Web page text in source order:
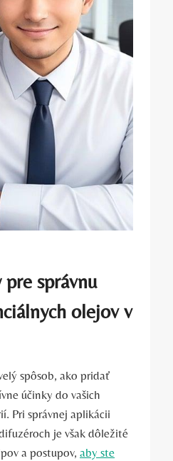
správnu
olejov v
spôsob, ako pridať
účinky do vašich
Pri správnej aplikácii
je však dôležité
a postupov, aby ste